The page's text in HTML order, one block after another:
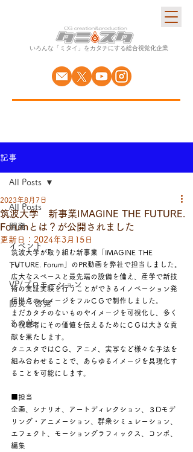
いろんな​「ミタイ」をカタチにする総合視覚化企業
記事
All Posts
開発
イベント
TV
VP/プロモーション
防災・啓発
その他
All Posts
筑波大学 新事業IMAGINE THE FUTURE.
Forumとは？が公開されました
2023年8月7日
更新日： 2024年3月15日
筑波大学が取り組む新事業「IMAGINE THE
FUTURE. Forum」のPR動画を弊社で担当しました。
広大なスペースと最先端の設備を備え、産学で新技
術の実証実験を行うことができるイノベーション発
信拠点のイメージをフルＣＧで制作しました。
まだカタチのないものやイメージを可視化し、多く
の視聴者にその価値を伝えるためにＣＧは大きな貢
献を果たします。
タニスタではＣＧ、アニメ、実写など様々な手法を
組み合わせることで、あらゆるイメージを具現化す
ることを可能にします。
■担当
企画、シナリオ、アートディレクション、３Dモデ
リング・アニメーション、群衆シミュレーション、
エフェクト、モーショングラフィックス、コンポ、
編集